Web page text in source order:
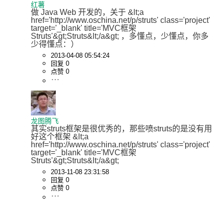
红薯
做 Java Web 开发的，关于 &lt;a
href='http://www.oschina.net/p/struts' class='project'
target='_blank' title='MVC框架
Struts'&gt;Struts&lt;/a&gt; ，多懂点，少懂点，你多
少得懂点：）
2013-04-08 05:54:24
回复 0
点赞 0
龙图腾飞
其实struts框架是很优秀的，那些喷struts的是没有用
好这个框架 &lt;a
href='http://www.oschina.net/p/struts' class='project'
target='_blank' title='MVC框架
Struts'&gt;Struts&lt;/a&gt;
2013-11-08 23:31:58
回复 0
点赞 0